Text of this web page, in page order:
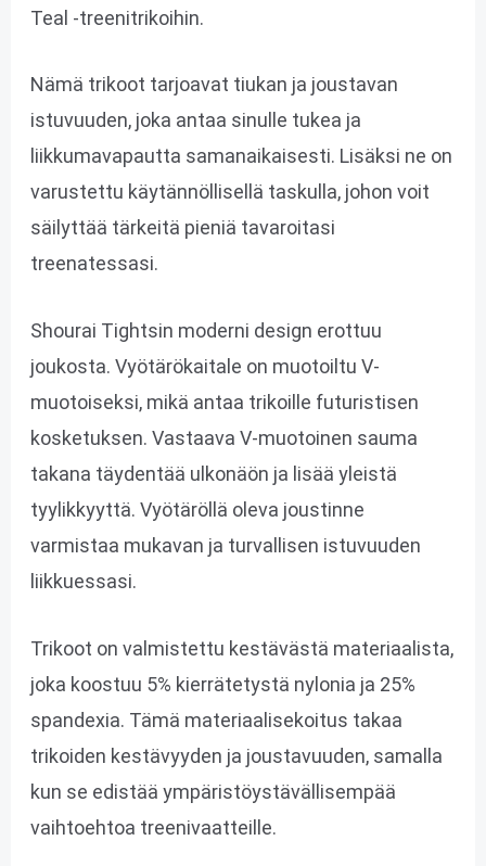
Teal -treenitrikoihin.
Nämä trikoot tarjoavat tiukan ja joustavan
istuvuuden, joka antaa sinulle tukea ja
liikkumavapautta samanaikaisesti. Lisäksi ne on
varustettu käytännöllisellä taskulla, johon voit
säilyttää tärkeitä pieniä tavaroitasi
treenatessasi.
Shourai Tightsin moderni design erottuu
joukosta. Vyötärökaitale on muotoiltu V-
muotoiseksi, mikä antaa trikoille futuristisen
kosketuksen. Vastaava V-muotoinen sauma
takana täydentää ulkonäön ja lisää yleistä
tyylikkyyttä. Vyötäröllä oleva joustinne
varmistaa mukavan ja turvallisen istuvuuden
liikkuessasi.
Trikoot on valmistettu kestävästä materiaalista,
joka koostuu 5% kierrätetystä nylonia ja 25%
spandexia. Tämä materiaalisekoitus takaa
trikoiden kestävyyden ja joustavuuden, samalla
kun se edistää ympäristöystävällisempää
vaihtoehtoa treenivaatteille.